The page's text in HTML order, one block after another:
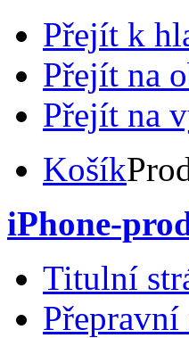
Přejít k
Přejít na
Přejít na
Košík
iPhone-
Titulní